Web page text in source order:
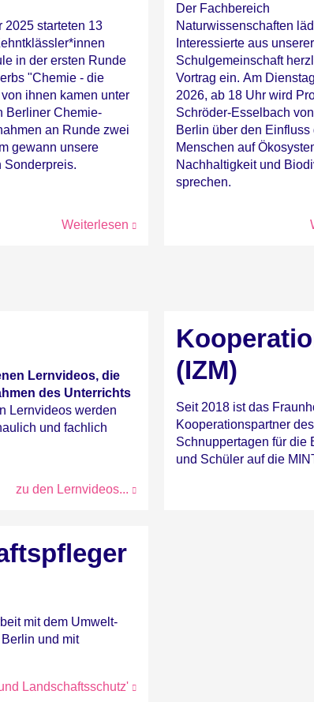
2025 starteten 13
in der ersten Runde
"Chemie - die
ihnen kamen unter
Berliner Chemie-
an Runde zwei
gewann unsere
Sonderpreis.
Weiterlesen
Der Fachbereich
Naturwissenschaften
Interessierte aus unserer
Schulgemeinschaft
Vortrag ein. Am
2026, ab 18 Uhr wird
Schröder-Esselbach
Berlin über den Einfluss
Menschen auf
Nachhaltigkeit und
sprechen.
Lernvideos, die
des Unterrichts
Lernvideos werden
und fachlich
zu den Lernvideos...
(IZM)
Seit 2018 ist das
Kooperationspartner
Schnuppertagen für die
und Schüler auf die
mit dem Umwelt-
und mit
Landschaftsschutz'